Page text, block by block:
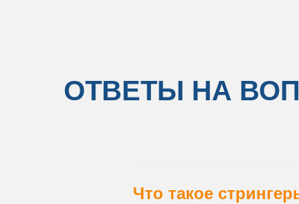
ОТВЕТЫ НА
Что такое